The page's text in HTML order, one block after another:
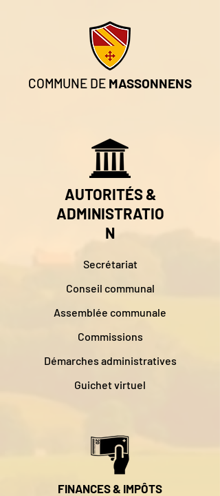
COMMUNE DE MASSONNENS
AUTORITÉS &
ADMINISTRATIO
N
Secrétariat
Conseil communal
Assemblée communale
Commissions
Démarches administratives
Guichet virtuel
FINANCES & IMPÔTS